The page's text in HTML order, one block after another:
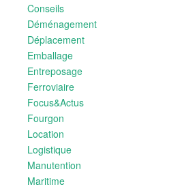
Conseils
Déménagement
Déplacement
Emballage
Entreposage
Ferroviaire
Focus&Actus
Fourgon
Location
Logistique
Manutention
Maritime